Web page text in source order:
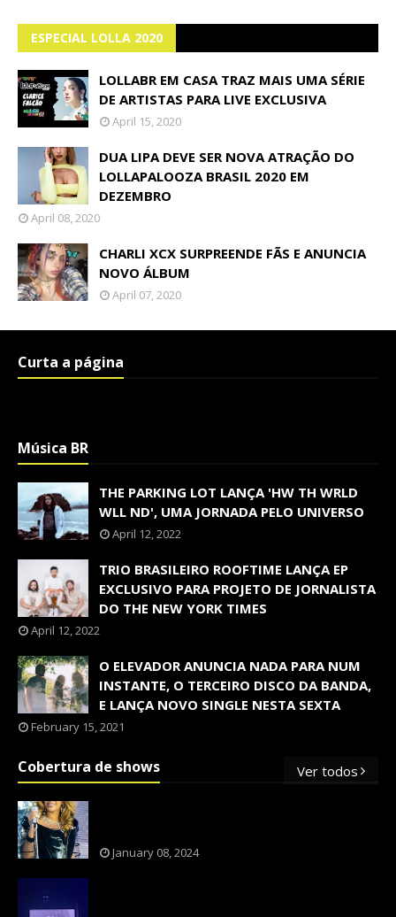
ESPECIAL LOLLA 2020
LOLLABR EM CASA TRAZ MAIS UMA SÉRIE
DE ARTISTAS PARA LIVE EXCLUSIVA
April 15, 2020
DUA LIPA DEVE SER NOVA ATRAÇÃO DO
LOLLAPALOOZA BRASIL 2020 EM
DEZEMBRO
April 08, 2020
CHARLI XCX SURPREENDE FÃS E ANUNCIA
NOVO ÁLBUM
April 07, 2020
Curta a página
Música BR
THE PARKING LOT LANÇA 'HW TH WRLD
WLL ND', UMA JORNADA PELO UNIVERSO
April 12, 2022
TRIO BRASILEIRO ROOFTIME LANÇA EP
EXCLUSIVO PARA PROJETO DE JORNALISTA
DO THE NEW YORK TIMES
April 12, 2022
O ELEVADOR ANUNCIA NADA PARA NUM
INSTANTE, O TERCEIRO DISCO DA BANDA,
E LANÇA NOVO SINGLE NESTA SEXTA
February 15, 2021
Cobertura de shows Ver todos
January 08, 2024